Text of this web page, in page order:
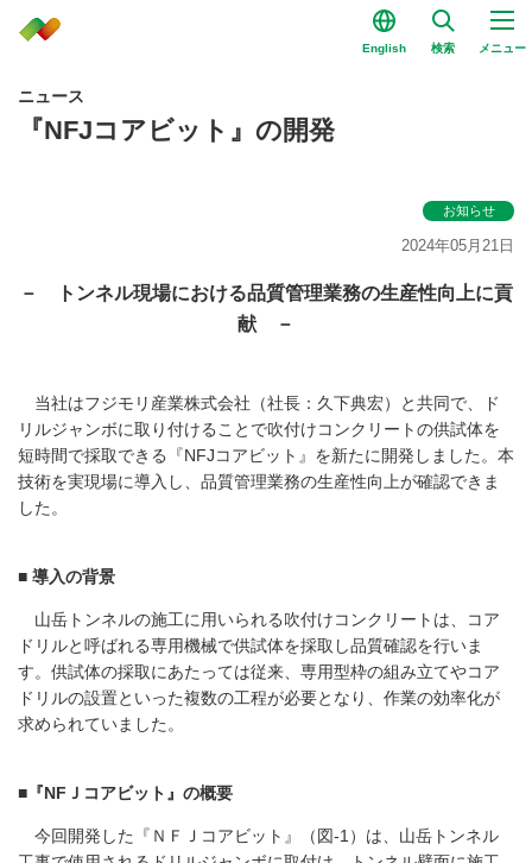
English 検索 メニュー
ニュース
『NFJコアビット』の開発
お知らせ
2024年05月21日
－ トンネル現場における品質管理業務の生産性向上に貢
献 －
当社はフジモリ産業株式会社（社長：久下典宏）と共同で、ド
リルジャンボに取り付けることで吹付けコンクリートの供試体を
短時間で採取できる『NFJコアビット』を新たに開発しました。本
技術を実現場に導入し、品質管理業務の生産性向上が確認できま
した。
■ 導入の背景
山岳トンネルの施工に用いられる吹付けコンクリートは、コア
ドリルと呼ばれる専用機械で供試体を採取し品質確認を行いま
す。供試体の採取にあたっては従来、専用型枠の組み立てやコア
ドリルの設置といった複数の工程が必要となり、作業の効率化が
求められていました。
■『NFＪコアビット』の概要
今回開発した『ＮＦＪコアビット』（図-1）は、山岳トンネル